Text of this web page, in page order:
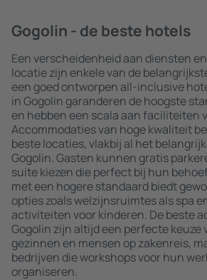
Gogolin - de beste hotels
Een verscheidenheid aan diensten
locatie zijn enkele van de
een goed ontworpen all-inclusive
in Gogolin garanderen de hoogste
en hebben een scala aan faciliteiten
Accommodaties van hoge kwaliteit
beste locaties, vlakbij al het
Gogolin. Gasten kunnen gratis
suite kiezen die perfect bij hun
met een hogere standaard biedt
opties zoals welzijnsruimtes als spa
activiteiten voor kinderen. De beste
Gogolin zijn altijd een perfecte keuze
gezinnen en mensen op zakenreis,
bedrijven die workshops voor hun
organiseren.